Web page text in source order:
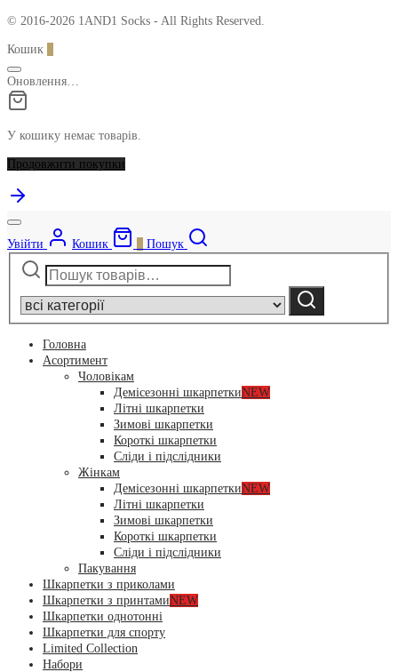
© 2016-2026 1AND1 Socks - All Rights Reserved.
Кошик
Оновлення…
У кошику немає товарів.
Продовжити покупки
Увійти Кошик
Пошук
Шукати:
category:
Шукати
Головна
Асортимент
Чоловікам
Демісезонні шкарпеткиNEW
Літні шкарпетки
Зимові шкарпетки
Короткі шкарпетки
Сліди і підслідники
Жінкам
Демісезонні шкарпеткиNEW
Літні шкарпетки
Зимові шкарпетки
Короткі шкарпетки
Сліди і підслідники
Пакування
Шкарпетки з приколами
Шкарпетки з принтамиNEW
Шкарпетки однотонні
Шкарпетки для спорту
Limited Collection
Набори